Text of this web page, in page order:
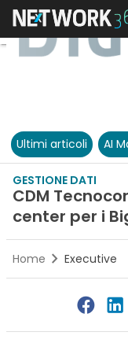
Ultimi articoli AI
GESTIONE DATI
CDM
center per i
Home Executive